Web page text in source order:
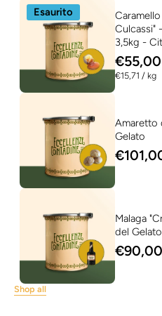
Esaurito
Culcassi"
3,5kg -
€55,00
€15,71 / per
kg
Amaretto
Gelato
Malaga
del Gelato
Shop all